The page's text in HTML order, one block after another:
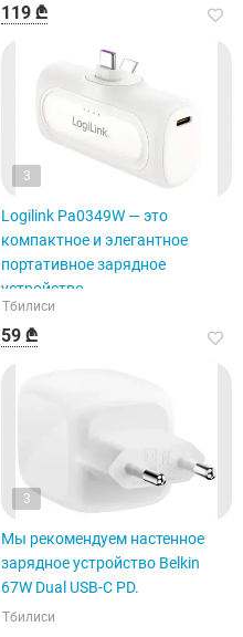
119 ₾
3
Logilink Pa0349W — это
компактное и элегантное
портативное зарядное
устройство.
Тбилиси
59 ₾
3
Мы рекомендуем настенное
зарядное устройство Belkin
67W Dual USB-C PD.
Тбилиси